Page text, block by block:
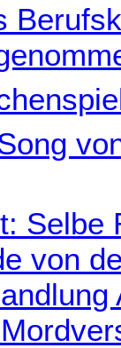
Selbe
von